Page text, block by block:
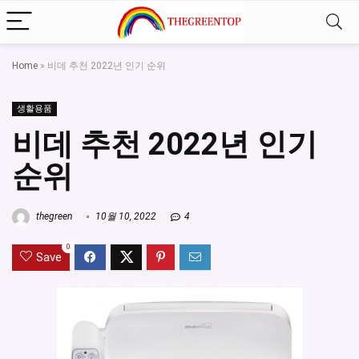
Home » 비데 추천 2022년 인기 순위
생활용품
비데 추천 2022년 인기
순위
thegreen 10월 10, 2022 4
Save
0